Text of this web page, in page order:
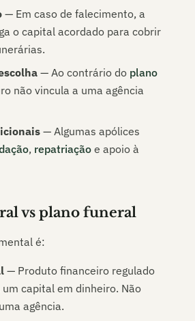
— Em caso de falecimento, a
o capital acordado para cobrir
— Ao contrário do plano
não vincula a uma agência
— Algumas apólices
, repatriação e apoio à
vs plano funeral
é:
— Produto financeiro regulado
um capital em dinheiro. Não
agência.